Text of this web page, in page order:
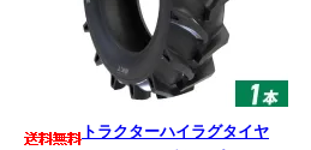
トラクターハイラグタイヤ